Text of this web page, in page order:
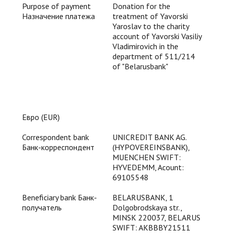
Purpose of payment
Назначение платежа
Donation for the
treatment of Yavorski
Yaroslav to the charity
account of Yavorski Vasiliy
Vladimirovich in the
department of 511/214
of "Belarusbank"
Евро (EUR)
Correspondent bank
Банк-корреспондент
UNICREDIT BANK AG.
(HYPOVEREINSBANK),
MUENCHEN SWIFT:
HYVEDEMM, Acount:
69105548
Beneficiary bank Банк-
получатель
BELARUSBANK, 1
Dolgobrodskaya str.,
MINSK 220037, BELARUS
SWIFT: AKBBBY21511